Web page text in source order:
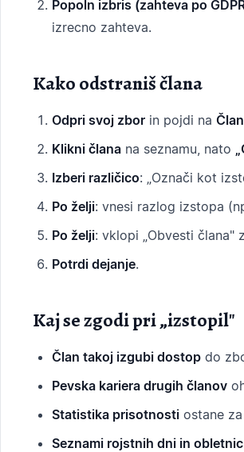
Popoln izbris (zahteva po
izrecno zahteva.
Kako odstraniš člana
Odpri svoj zbor in pojdi na
Klikni člana na seznamu, nato
Izberi različico: „Označi kot
Po želji: vnesi razlog izstopa
Po želji: vklopi „Obvesti člana"
Potrdi dejanje.
Kaj se zgodi pri „izstopil"
Član takoj izgubi dostop do
Pevska kariera drugih članov
Statistika prisotnosti ostane
Seznami rojstnih dni in obletnic